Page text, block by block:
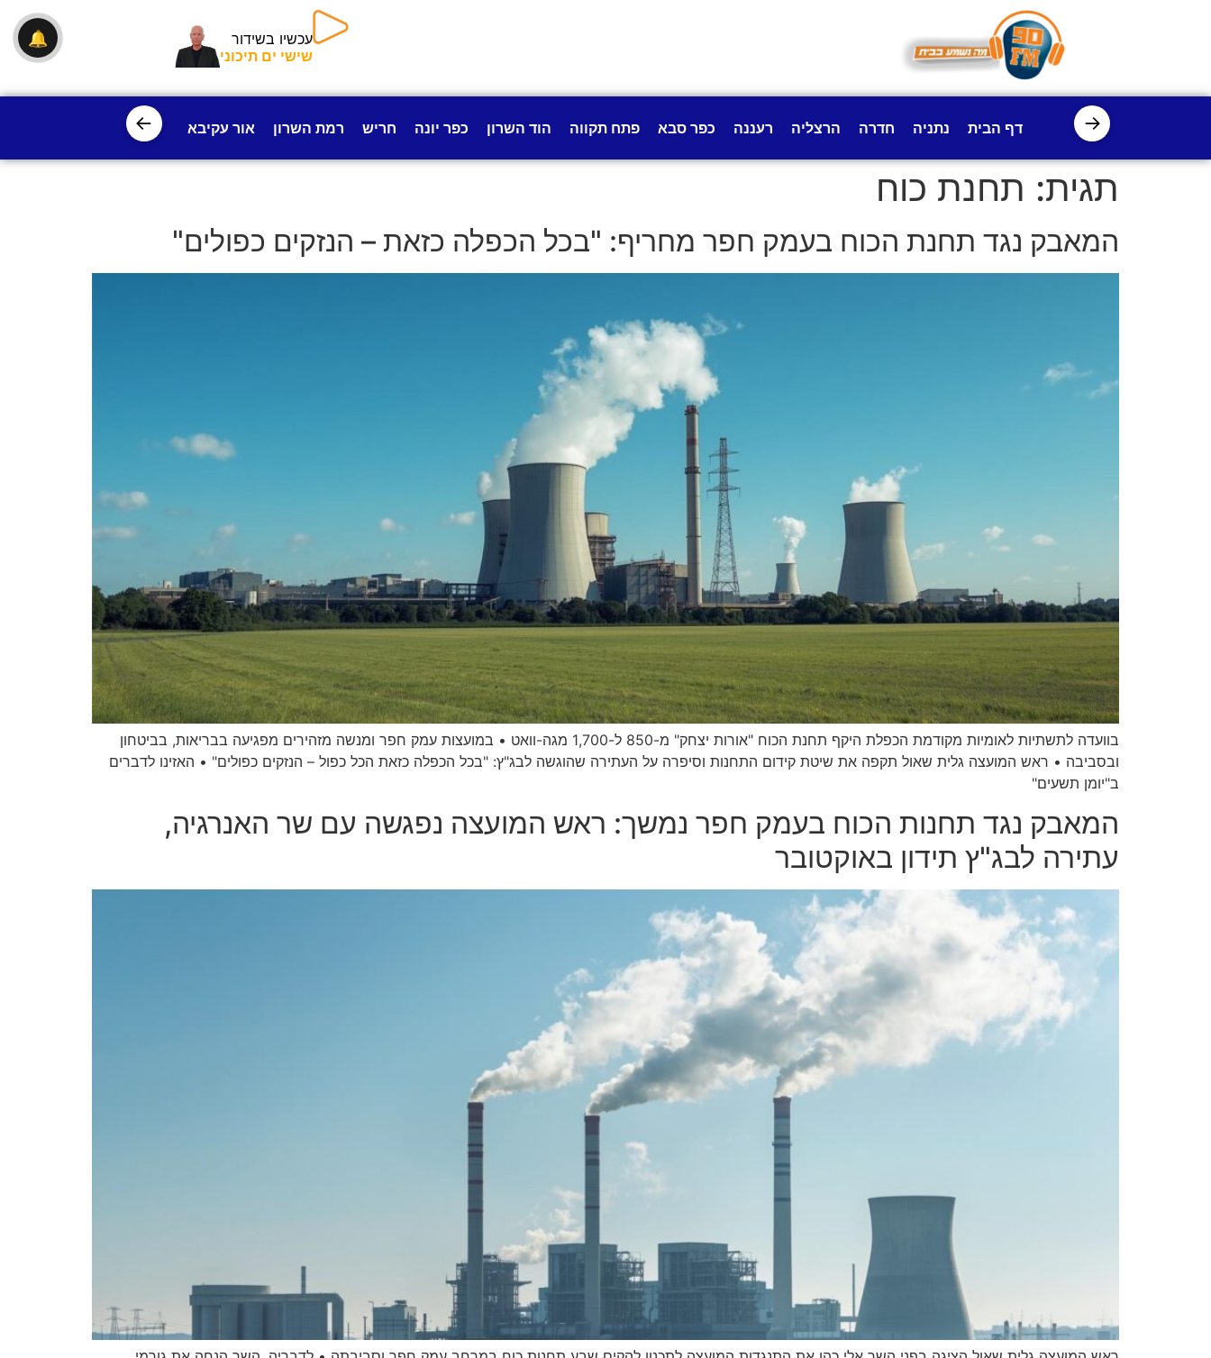
עכשיו בשידור
שישי ים תיכוני
→ דף הבית נתניה חדרה הרצליה רעננה כפר סבא פתח תקווה הוד השרון כפר יונה חריש רמת השרון אור עקיבא פרדס חנה
←
תגית: תחנת כוח
המאבק נגד תחנת הכוח בעמק חפר מחריף: "בכל הכפלה כזאת – הנזקים כפולים"
בוועדה לתשתיות לאומיות מקודמת הכפלת היקף תחנת הכוח "אורות יצחק" מ-850 ל-1,700 מגה-וואט • במועצות עמק חפר ומנשה מזהירים מפגיעה בבריאות, בביטחון
ובסביבה • ראש המועצה גלית שאול תקפה את שיטת קידום התחנות וסיפרה על העתירה שהוגשה לבג"ץ: "בכל הכפלה כזאת הכל כפול – הנזקים כפולים" • האזינו לדברים
ב"יומן תשעים"
המאבק נגד תחנות הכוח בעמק חפר נמשך: ראש המועצה נפגשה עם שר האנרגיה,
עתירה לבג"ץ תידון באוקטובר
🔔